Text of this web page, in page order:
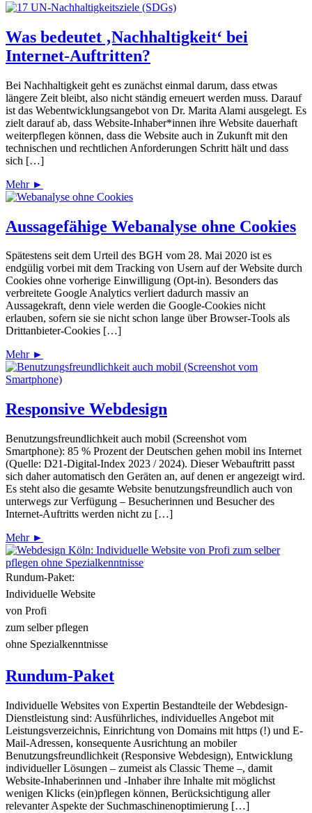
Was bedeutet ‚Nachhaltigkeit‘ bei
Internet-Auftritten?
Bei Nachhaltigkeit geht es zunächst einmal darum, dass etwas
längere Zeit bleibt, also nicht ständig erneuert werden muss. Darauf
ist das Webentwicklungsangebot von Dr. Marita Alami ausgelegt. Es
zielt darauf ab, dass Website-Inhaber*innen ihre Website dauerhaft
weiterpflegen können, dass die Website auch in Zukunft mit den
technischen und rechtlichen Anforderungen Schritt hält und dass
sich […]
Mehr ►
Aussagefähige Webanalyse ohne Cookies
Spätestens seit dem Urteil des BGH vom 28. Mai 2020 ist es
endgülig vorbei mit dem Tracking von Usern auf der Website durch
Cookies ohne vorherige Einwilligung (Opt-in). Besonders das
verbreitete Google Analytics verliert dadurch massiv an
Aussagekraft, denn viele werden die Google-Cookies nicht
erlauben, sofern sie sie nicht schon lange über Browser-Tools als
Drittanbieter-Cookies […]
Mehr ►
Responsive Webdesign
Benutzungsfreundlichkeit auch mobil (Screenshot vom
Smartphone): 85 % Prozent der Deutschen gehen mobil ins Internet
(Quelle: D21-Digital-Index 2023 / 2024). Dieser Webauftritt passt
sich daher automatisch den Geräten an, auf denen er angezeigt wird.
Es steht also die gesamte Website benutzungsfreundlich auch von
unterwegs zur Verfügung – Besucherinnen und Besucher des
Internet-Auftritts werden nicht zu […]
Mehr ►
Rundum-Paket:
Individuelle Website
von Profi
zum selber pflegen
ohne Spezialkenntnisse
Rundum-Paket
Individuelle Websites von Expertin Bestandteile der Webdesign-
Dienstleistung sind: Ausführliches, individuelles Angebot mit
Leistungsverzeichnis, Einrichtung von Domains mit https (!) und E-
Mail-Adressen, konsequente Ausrichtung an mobiler
Benutzungsfreundlichkeit (Responsive Webdesign), Entwicklung
individueller Lösungen – zumeist als Classic Theme –, damit
Website-Inhaberinnen und -Inhaber ihre Inhalte mit möglichst
wenigen Klicks (ein)pflegen können, Berücksichtigung aller
relevanter Aspekte der Suchmaschinenoptimierung […]